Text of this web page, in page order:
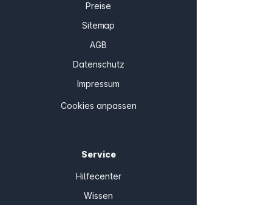
Preise
Sitemap
AGB
Datenschutz
Impressum
Cookies anpassen
Service
Hilfecenter
Wissen